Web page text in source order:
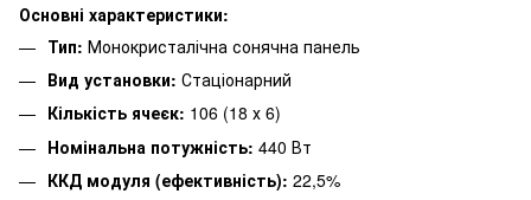
Основні характеристики:
Тип: Монокристалічна сонячна панель
Вид установки: Стаціонарний
Кількість ячеєк: 106 (18 х 6)
Номінальна потужність: 440 Вт
ККД модуля (ефективність): 22,5%